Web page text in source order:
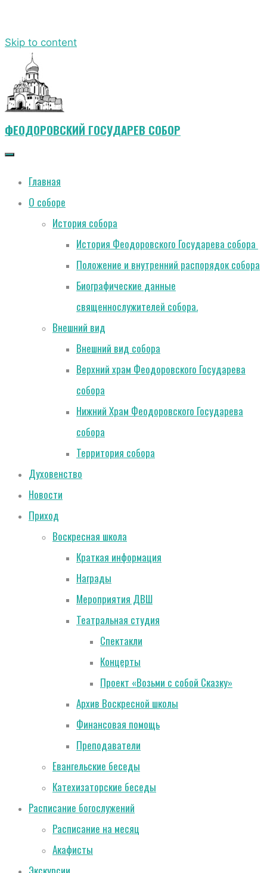
Skip to content
ФЕОДОРОВСКИЙ ГОСУДАРЕВ СОБОР
Главная
О соборе
История собора
История Феодоровского Государева собора
Положение и внутренний распорядок собора
Биографические данные
священнослужителей собора.
Внешний вид
Внешний вид собора
Верхний храм Феодоровского Государева
собора
Нижний Храм Феодоровского Государева
собора
Территория собора
Духовенство
Новости
Приход
Воскресная школа
Краткая информация
Награды
Мероприятия ДВШ
Театральная студия
Спектакли
Концерты
Проект «Возьми с собой Сказку»
Архив Воскресной школы
Финансовая помощь
Преподаватели
Евангельские беседы
Катехизаторские беседы
Расписание богослужений
Расписание на месяц
Акафисты